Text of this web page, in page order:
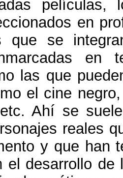
películas,
en
que se
en
las que
el cine
Ahí se
reales
y que han
el desarrollo de